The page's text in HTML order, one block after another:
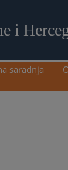
i
saradnja